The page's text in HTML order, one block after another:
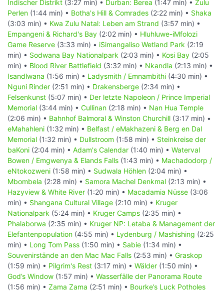
Indischer Distrikt (3:27 min) • Durban: Berea (1:47 min) • Zulu
Perlen (1:44 min) • Botha's Hill & Comrades (2:22 min) • Shaka
(3:03 min) • Kwa Zulu Natal: Leben am Strand (3:57 min) •
Empangeni & Richard's Bay (2:02 min) • Hluhluwe-iMfolozi
Game Reserve (3:33 min) • iSimangaliso Wetland Park (2:19
min) • Sodwana Bay Nationalpark (2:03 min) • Kosi Bay (2:05
min) • Blood River Battlefield (3:32 min) • Nkandla (2:13 min) •
Isandlwana (1:56 min) • Ladysmith / Emnambithi (4:30 min) •
Nguni Rinder (2:51 min) • Drakensberge (2:34 min) •
Felsenkunst (5:07 min) • Der letzte Napoleon / Prince Imperial
Memorial (3:44 min) • Cullinan (2:18 min) • Nan Hua Temple
(2:06 min) • Bahnhof Balmoral & Winston Churchill (3:17 min) •
eMahahleni (1:32 min) • Belfast / eMakhazeni & Berg en Dal
Memorial (1:32 min) • Dullstroom (1:58 min) • Steinkreise der
baKoni (2:04 min) • Adam's Calendar (1:40 min) • Waterval
Bowen / Emgwenya & Elands Falls (1:43 min) • Machadodorp /
eNtokozweni (1:58 min) • Sudwala Höhlen (2:04 min) •
Mbombela (2:28 min) • Samora Machel Denkmal (2:13 min) •
Hazyview & White River (1:20 min) • Macadamia Nüsse (3:06
min) • Shangana Cultural Village (2:10 min) • Kruger
Nationalpark (5:24 min) • Kruger Camps (2:35 min) •
Phalaborwa (2:35 min) • Kruger NP: Letaba & Management der
Elefantenpopulation (4:55 min) • Lydenburg / Mashishing (2:25
min) • Long Tom Pass (1:50 min) • Sabie (1:34 min) •
Souvenirstände an den Mac Mac Falls (2:53 min) • Graskop
(1:59 min) • Pilgrim's Rest (3:17 min) • Wälder (1:50 min) •
God’s Window (1:57 min) • Wasserfälle der Panorama Route
(1:56 min) • Zama Zama (2:51 min) • Bourke’s Luck Potholes